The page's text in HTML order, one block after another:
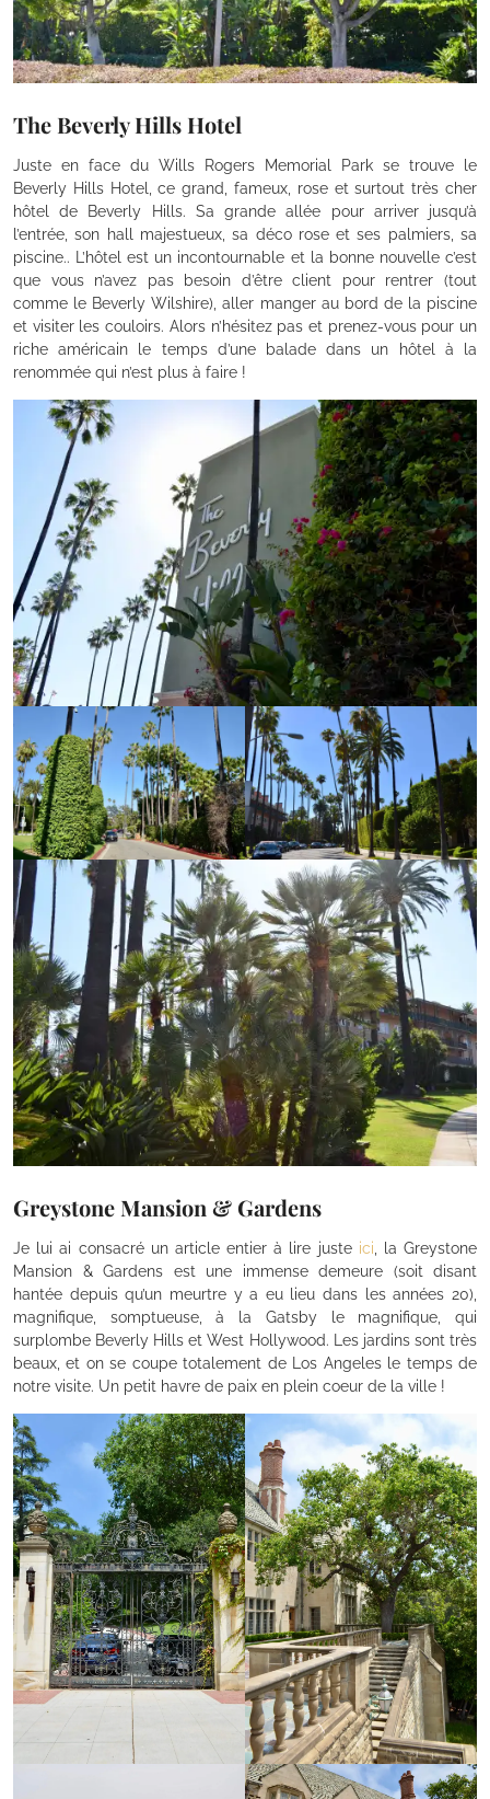
The Beverly Hills Hotel
Juste en face du Wills Rogers Memorial Park se trouve le
Beverly Hills Hotel, ce grand, fameux, rose et surtout très cher
hôtel de Beverly Hills. Sa grande allée pour arriver jusqu’à
l’entrée, son hall majestueux, sa déco rose et ses palmiers, sa
piscine.. L’hôtel est un incontournable et la bonne nouvelle c’est
que vous n’avez pas besoin d’être client pour rentrer (tout
comme le Beverly Wilshire), aller manger au bord de la piscine
et visiter les couloirs. Alors n’hésitez pas et prenez-vous pour un
riche américain le temps d’une balade dans un hôtel à la
renommée qui n’est plus à faire !
Greystone Mansion & Gardens
Je lui ai consacré un article entier à lire juste ici , la Greystone
Mansion & Gardens est une immense demeure (soit disant
hantée depuis qu’un meurtre y a eu lieu dans les années 20),
magnifique, somptueuse, à la Gatsby le magnifique, qui
surplombe Beverly Hills et West Hollywood. Les jardins sont très
beaux, et on se coupe totalement de Los Angeles le temps de
notre visite. Un petit havre de paix en plein coeur de la ville !